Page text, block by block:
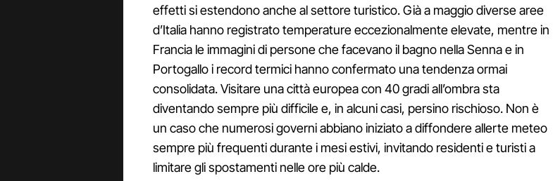
effetti si estendono anche al settore turistico. Già a maggio diverse aree
d’Italia hanno registrato temperature eccezionalmente elevate, mentre in
Francia le immagini di persone che facevano il bagno nella Senna e in
Portogallo i record termici hanno confermato una tendenza ormai
consolidata. Visitare una città europea con 40 gradi all’ombra sta
diventando sempre più difficile e, in alcuni casi, persino rischioso. Non è
un caso che numerosi governi abbiano iniziato a diffondere allerte meteo
sempre più frequenti durante i mesi estivi, invitando residenti e turisti a
limitare gli spostamenti nelle ore più calde.